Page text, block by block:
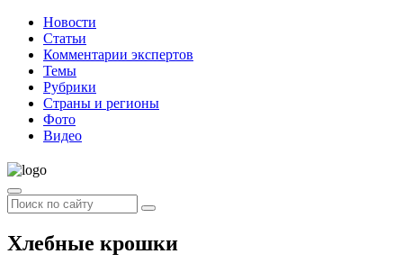
Новости
Статьи
Комментарии экспертов
Темы
Рубрики
Страны и регионы
Фото
Видео
Хлебные крошки